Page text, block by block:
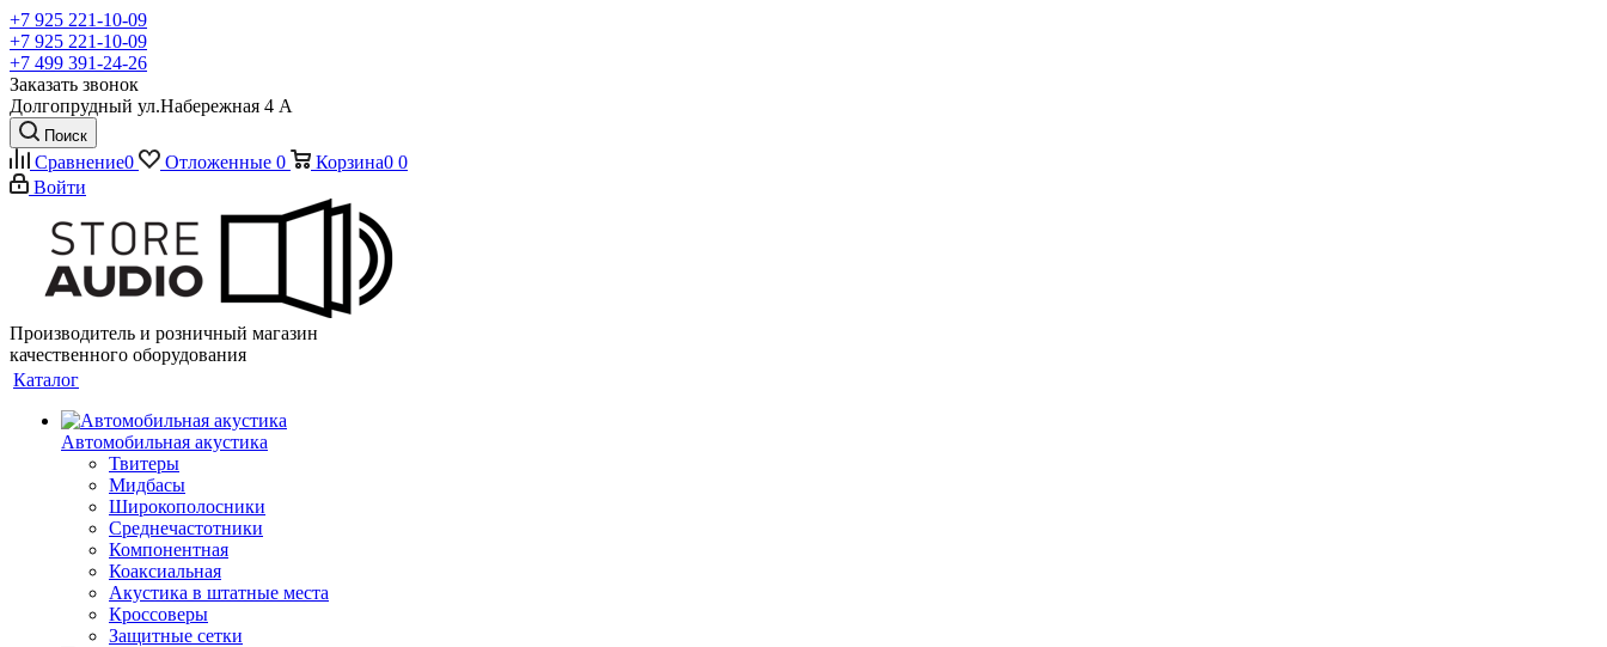
+7 925 221-10-09
+7 925 221-10-09
+7 499 391-24-26
Заказать звонок
Долгопрудный ул.Набережная 4 А
Поиск
Сравнение0 Отложенные 0 Корзина0 0
Войти
Производитель и розничный магазин
качественного оборудования
Каталог
Автомобильная акустика
Твитеры
Мидбасы
Широкополосники
Среднечастотники
Компонентная
Коаксиальная
Акустика в штатные места
Кроссоверы
Защитные сетки